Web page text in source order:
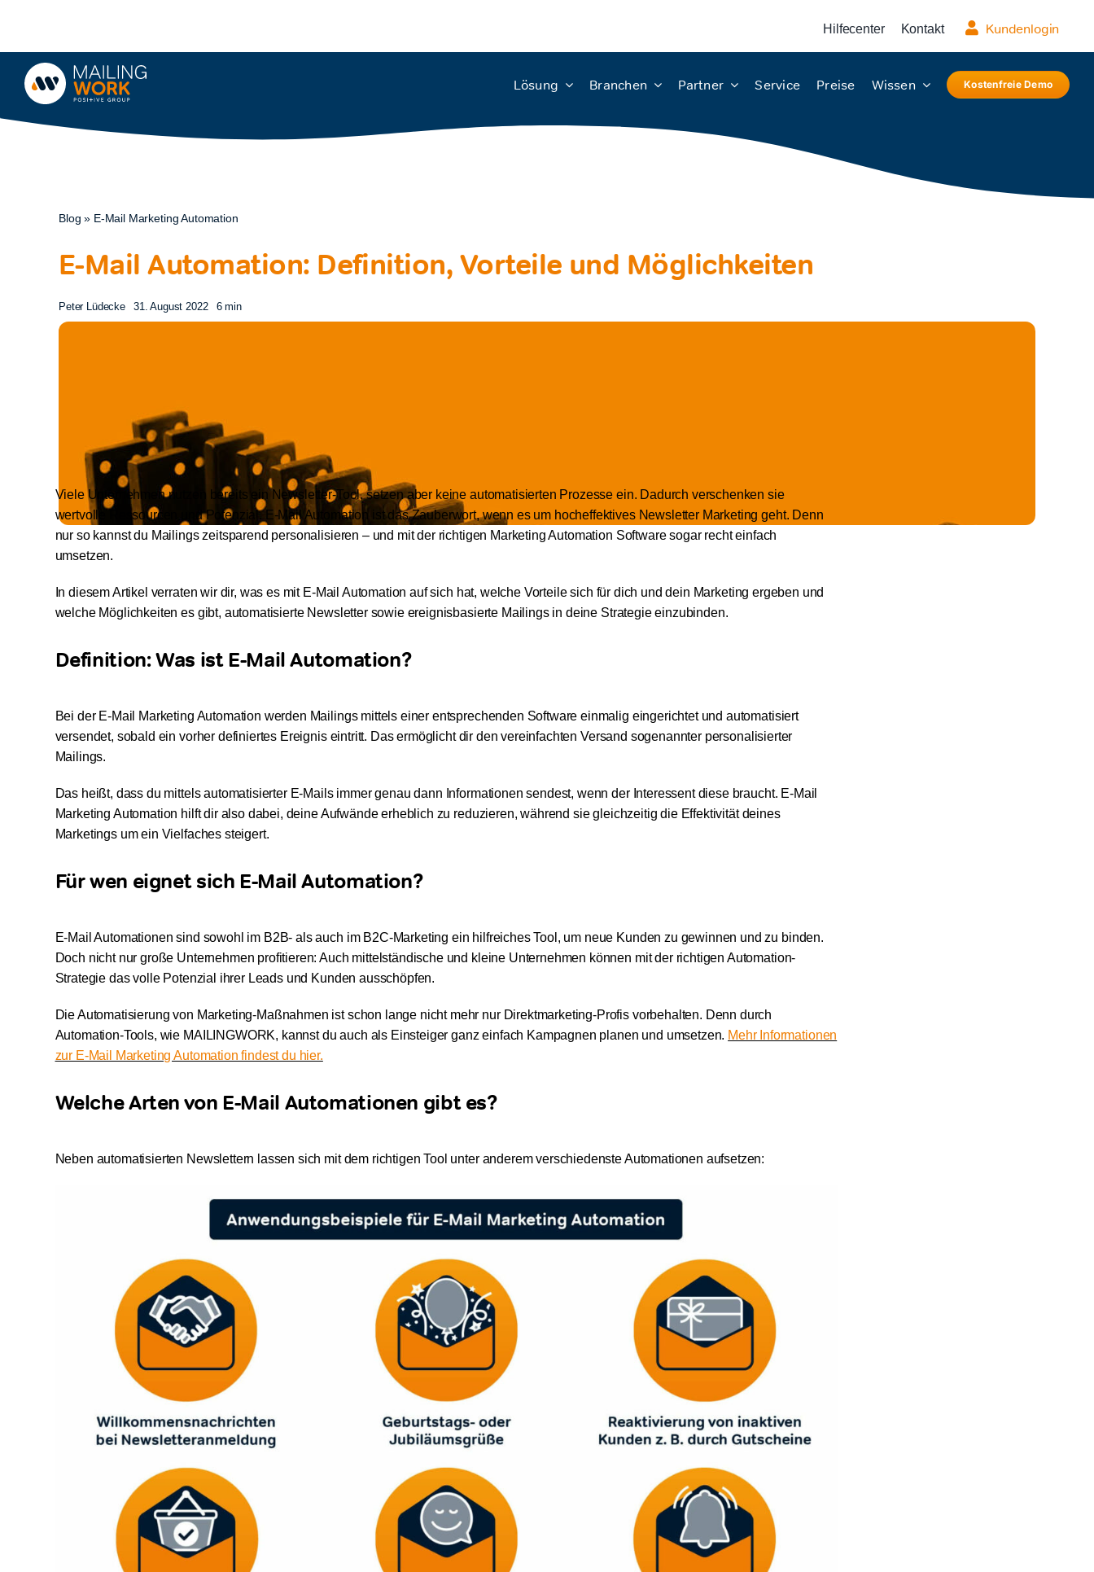
springen
Hilfecenter Kontakt Kundenlogin
Lösung Branchen Partner Service Preise Wissen Kostenfreie Demo
Blog » E-Mail Marketing Automation
E-Mail Automation: Definition, Vorteile und Möglichkeiten
Peter Lüdecke 31. August 2022 6 min
Viele Unternehmen nutzen bereits ein Newsletter-Tool, setzen aber keine automatisierten Prozesse ein. Dadurch verschenken sie
wertvolle Ressourcen und Potenzial. E-Mail Automation ist das Zauberwort, wenn es um hocheffektives Newsletter Marketing geht. Denn
nur so kannst du Mailings zeitsparend personalisieren – und mit der richtigen Marketing Automation Software sogar recht einfach
umsetzen.
In diesem Artikel verraten wir dir, was es mit E-Mail Automation auf sich hat, welche Vorteile sich für dich und dein Marketing ergeben und
welche Möglichkeiten es gibt, automatisierte Newsletter sowie ereignisbasierte Mailings in deine Strategie einzubinden.
Definition: Was ist E-Mail Automation?
Bei der E-Mail Marketing Automation werden Mailings mittels einer entsprechenden Software einmalig eingerichtet und automatisiert
versendet, sobald ein vorher definiertes Ereignis eintritt. Das ermöglicht dir den vereinfachten Versand sogenannter personalisierter
Mailings.
Das heißt, dass du mittels automatisierter E-Mails immer genau dann Informationen sendest, wenn der Interessent diese braucht. E-Mail
Marketing Automation hilft dir also dabei, deine Aufwände erheblich zu reduzieren, während sie gleichzeitig die Effektivität deines
Marketings um ein Vielfaches steigert.
Für wen eignet sich E-Mail Automation?
E-Mail Automationen sind sowohl im B2B- als auch im B2C-Marketing ein hilfreiches Tool, um neue Kunden zu gewinnen und zu binden.
Doch nicht nur große Unternehmen profitieren: Auch mittelständische und kleine Unternehmen können mit der richtigen Automation-
Strategie das volle Potenzial ihrer Leads und Kunden ausschöpfen.
Die Automatisierung von Marketing-Maßnahmen ist schon lange nicht mehr nur Direktmarketing-Profis vorbehalten. Denn durch
Automation-Tools, wie MAILINGWORK, kannst du auch als Einsteiger ganz einfach Kampagnen planen und umsetzen. Mehr Informationen
zur E-Mail Marketing Automation findest du hier.
Welche Arten von E-Mail Automationen gibt es?
Neben automatisierten Newslettern lassen sich mit dem richtigen Tool unter anderem verschiedenste Automationen aufsetzen: